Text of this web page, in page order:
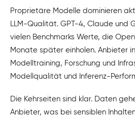
Proprietäre Modelle dominieren
LLM-Qualität. GPT-4, Claude und
vielen Benchmarks Werte, die
Monate später einholen. Anbieter
Modelltraining, Forschung und
Modellqualität und Inferenz-
Die Kehrseiten sind klar. Daten
Anbieter, was bei sensiblen